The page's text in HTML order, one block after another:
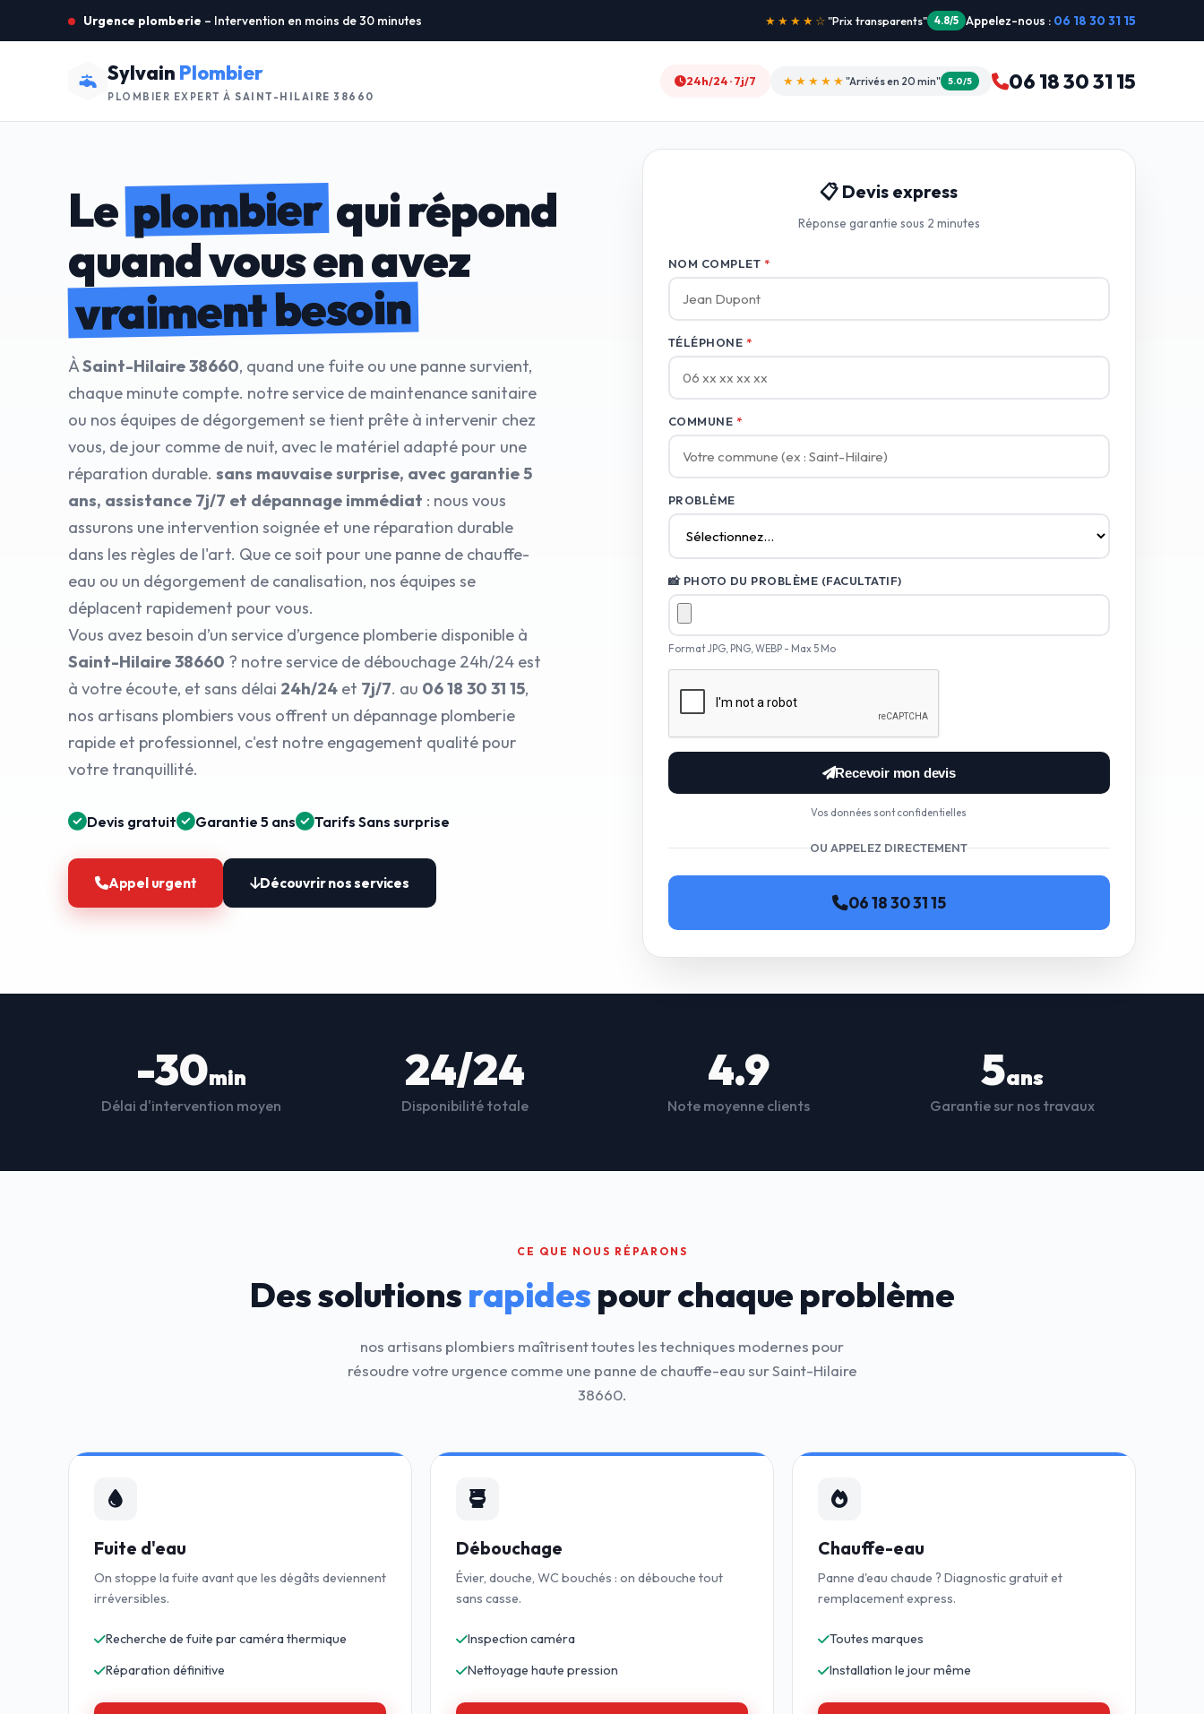
Urgence plomberie – Intervention en moins de 30 minutes ★★★★★ "Intervention dimanche" 5.0/5 Appelez-nous : 06 18 30 31 15
Sylvain Plombier
PLOMBIER EXPERT À SAINT-HILAIRE 38660
24h/24 · 7j/7 ★★★★★ "Arrivés en 20 min" 5.0/5 06 18 30 31 15
Leplombierqui répond
quand vous en avez
vraiment besoin
ÀSaint-Hilaire 38660, quand une fuite ou une panne survient,
chaque minute compte. notre service de maintenance sanitaire
ou nos équipes de dégorgement se tient prête à intervenir chez
vous, de jour comme de nuit, avec le matériel adapté pour une
réparation durable. sans mauvaise surprise, avec garantie 5
ans, assistance 7j/7 et dépannage immédiat : nous vous
assurons une intervention soignée et une réparation durable
dans les règles de l'art. Que ce soit pour une panne de chauffe-
eau ou un dégorgement de canalisation, nos équipes se
déplacent rapidement pour vous.
Vous avez besoin d’un service d’urgence plomberie disponible à
Saint-Hilaire 38660 ? notre service de débouchage 24h/24 est
à votre écoute, et sans délai 24h/24 et 7j/7. au 06 18 30 31 15,
nos artisans plombiers vous offrent un dépannage plomberie
rapide et professionnel, c'est notre engagement qualité pour
votre tranquillité.
Devis gratuit Garantie 5 ans Tarifs Sans surprise
Appel urgent Découvrir nos services
📋 Devis express
Réponse garantie sous 2 minutes
NOM COMPLET *
TÉLÉPHONE *
COMMUNE *
PROBLÈME
📸 PHOTO DU PROBLÈME (FACULTATIF)
Format JPG, PNG, WEBP - Max 5 Mo
Recevoir mon devis
Vos données sont confidentielles
OU APPELEZ DIRECTEMENT
06 18 30 31 15
-30min
Délai d'intervention moyen
24/24
Disponibilité totale
4.9
Note moyenne clients
5ans
Garantie sur nos travaux
CE QUE NOUS RÉPARONS
Des solutionsrapidespour chaque problème
nos artisans plombiers maîtrisent toutes les techniques modernes pour
résoudre votre urgence comme une panne de chauffe-eau sur Saint-Hilaire
38660.
Fuite d'eau
On stoppe la fuite avant que les dégâts deviennent
irréversibles.
Recherche de fuite par caméra thermique
Réparation définitive
Débouchage
Évier, douche, WC bouchés : on débouche tout
sans casse.
Inspection caméra
Nettoyage haute pression
Chauffe-eau
Panne d'eau chaude ? Diagnostic gratuit et
remplacement express.
Toutes marques
Installation le jour même